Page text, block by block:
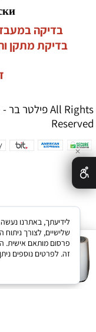
אחריות
בדיקה במעבדה
בדיקת מתקן
Reserved
✕
שלישיים, לצורך ניתוח
פרסום מותאם אישית.
זה. לפרטים נוספים